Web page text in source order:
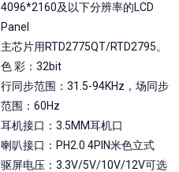
4096*2160及以下分辨率的LCD
Panel
主芯片用RTD2775QT/RTD2795。
色 彩：32bit
行同步范围：31.5-94KHz，场同步
范围：60Hz
耳机接口：3.5MM耳机口
喇叭接口：PH2.0 4PIN米色立式
驱屏电压：3.3V/5V/10V/12V可选